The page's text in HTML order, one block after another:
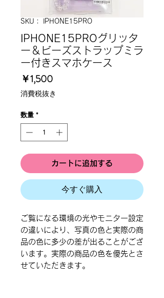
SKU： IPHONE15PRO
IPHONE15PROグリッタ
ー＆ビーズストラップミラ
ー付きスマホケース
￥1,500価
格
消費税抜き
数量 *
カートに追加する
今すぐ購入
ご覧になる環境の光やモニター設定
の違いにより、写真の色と実際の商
品の色に多少の差が出ることがござ
います。実際の商品の色を優先とさ
せていただきます。